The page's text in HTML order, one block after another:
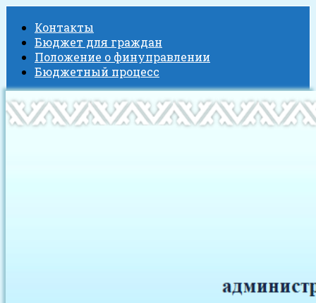
Контакты
Бюджет для граждан
Положение о финуправлении
Бюджетный процесс